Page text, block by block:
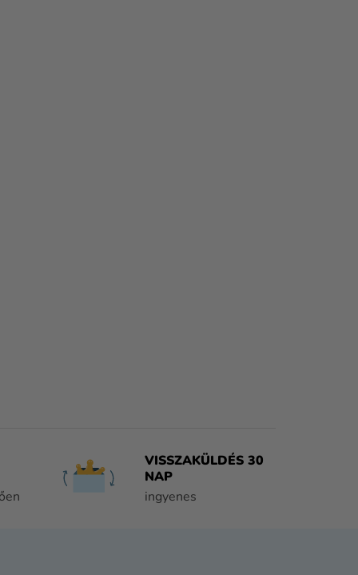
VISSZAKÜLDÉS 30
NAP
ingyenes